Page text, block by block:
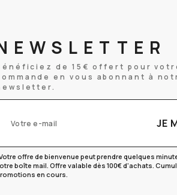
de 15€ offert pour
en vous abonnant à
e-mail JE
offre de bienvenue peut prendre quelques
boîte mail. Offre valable dès 100€ d'achats.
en cours.